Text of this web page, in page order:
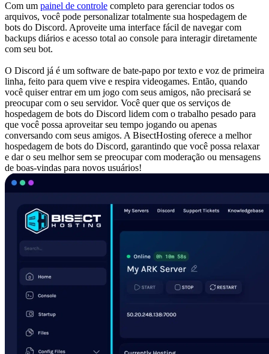
Com um painel de controle completo para gerenciar todos os
arquivos, você pode personalizar totalmente sua hospedagem de
bots do Discord. Aproveite uma interface fácil de navegar com
backups diários e acesso total ao console para interagir diretamente
com seu bot.
O Discord já é um software de bate-papo por texto e voz de primeira
linha, feito para quem vive e respira videogames. Então, quando
você quiser entrar em um jogo com seus amigos, não precisará se
preocupar com o seu servidor. Você quer que os serviços de
hospedagem de bots do Discord lidem com o trabalho pesado para
que você possa aproveitar seu tempo jogando ou apenas
conversando com seus amigos. A BisectHosting oferece a melhor
hospedagem de bots do Discord, garantindo que você possa relaxar
e dar o seu melhor sem se preocupar com moderação ou mensagens
de boas-vindas para novos usuários!